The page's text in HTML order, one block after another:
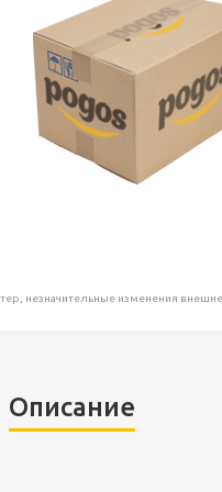
Оборудование для
высоте
Пневматика,
Промышленная химия
Распродажа
Расходные материалы и
незначительные изменения
Описание